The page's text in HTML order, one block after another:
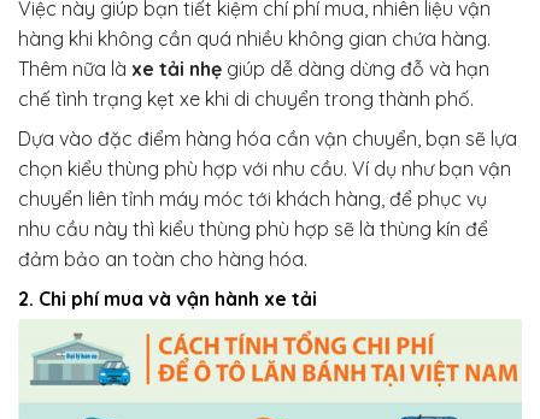
Việc này giúp bạn tiết kiệm chí phí mua, nhiên liệu vận
hàng khi không cần quá nhiều không gian chứa hàng.
Thêm nữa là xe tải nhẹ giúp dễ dàng dừng đỗ và hạn
chế tình trạng kẹt xe khi di chuyển trong thành phố.
Dựa vào đặc điểm hàng hóa cần vận chuyển, bạn sẽ lựa
chọn kiểu thùng phù hợp với nhu cầu. Ví dụ như bạn vận
chuyển liên tỉnh máy móc tới khách hàng, để phục vụ
nhu cầu này thì kiểu thùng phù hợp sẽ là thùng kín để
đảm bảo an toàn cho hàng hóa.
2. Chi phí mua và vận hành xe tải